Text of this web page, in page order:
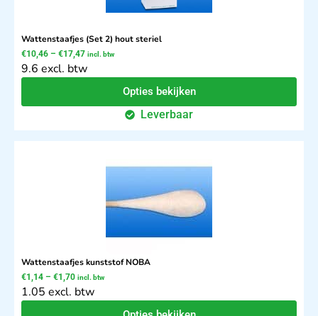
Wattenstaafjes (Set 2) hout steriel
€10,46 – €17,47 incl. btw
9.6 excl. btw
Opties bekijken
Leverbaar
Wattenstaafjes kunststof NOBA
€1,14 – €1,70 incl. btw
1.05 excl. btw